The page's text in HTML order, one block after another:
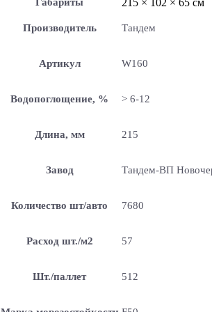
Габариты 215 × 102 × 65 см
Производитель Тандем
Артикул W160
Водопоглощение, % > 6-12
Длина, мм 215
Завод Тандем-ВП
Количество шт/авто 7680
Расход шт./м2 57
Шт./паллет 512